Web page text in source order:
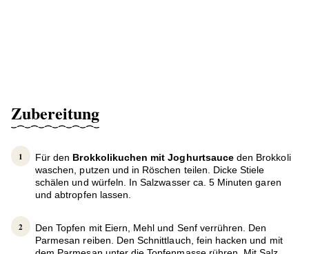
Zubereitung
Für den Brokkolikuchen mit Joghurtsauceden Brokkoli
waschen, putzen und in Röschen teilen. Dicke Stiele
schälen und würfeln. In Salzwasser ca. 5 Minuten garen
und abtropfen lassen.
Den Topfen mit Eiern, Mehl und Senf verrühren. Den
Parmesan reiben. Den Schnittlauch, fein hacken und mit